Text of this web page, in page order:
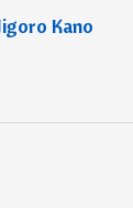
Kano